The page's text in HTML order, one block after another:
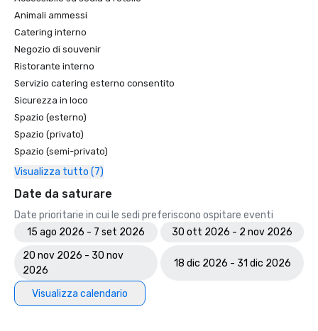
Animali ammessi
Catering interno
Negozio di souvenir
Ristorante interno
Servizio catering esterno consentito
Sicurezza in loco
Spazio (esterno)
Spazio (privato)
Spazio (semi-privato)
Visualizza tutto (7)
Date da saturare
Date prioritarie in cui le sedi preferiscono ospitare eventi
15 ago 2026 - 7 set 2026
30 ott 2026 - 2 nov 2026
20 nov 2026 - 30 nov
2026
18 dic 2026 - 31 dic 2026
Visualizza calendario